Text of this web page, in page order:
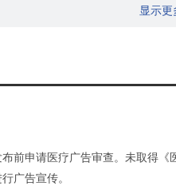
显示更
前申请医疗广告审查。未取得
广告宣传。